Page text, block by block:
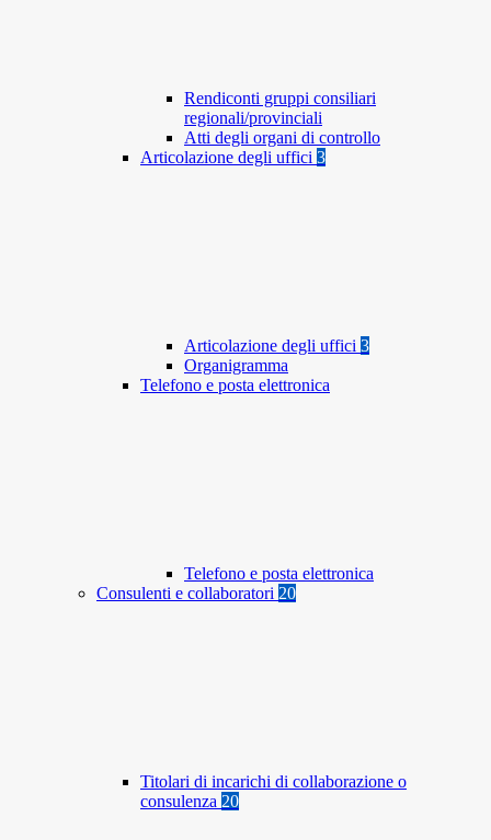
Rendiconti gruppi consiliari
regionali/provinciali
Atti degli organi di controllo
Articolazione degli uffici 3
Articolazione degli uffici 3
Organigramma
Telefono e posta elettronica
Telefono e posta elettronica
Consulenti e collaboratori 20
Titolari di incarichi di collaborazione o
consulenza 20